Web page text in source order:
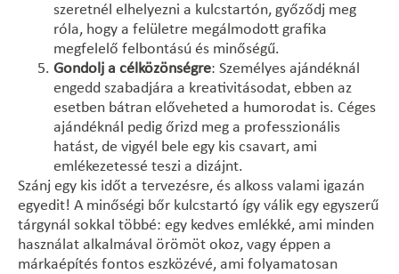
szeretnél elhelyezni a kulcstartón, győződj meg
róla, hogy a felületre megálmodott grafika
megfelelő felbontású és minőségű.
Gondolj a célközönségre: Személyes ajándéknál
engedd szabadjára a kreativitásodat, ebben az
esetben bátran előveheted a humorodat is. Céges
ajándéknál pedig őrizd meg a professzionális
hatást, de vigyél bele egy kis csavart, ami
emlékezetessé teszi a dizájnt.
Szánj egy kis időt a tervezésre, és alkoss valami igazán
egyedit! A minőségi bőr kulcstartó így válik egy egyszerű
tárgynál sokkal többé: egy kedves emlékké, ami minden
használat alkalmával örömöt okoz, vagy éppen a
márkaépítés fontos eszközévé, ami folyamatosan